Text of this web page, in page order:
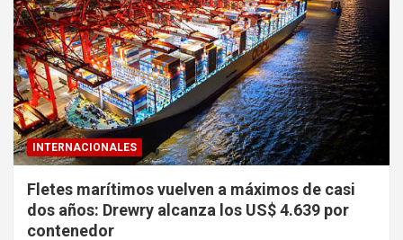
INTERNACIONALES
Fletes marítimos vuelven a máximos de casi
dos años: Drewry alcanza los US$ 4.639 por
contenedor